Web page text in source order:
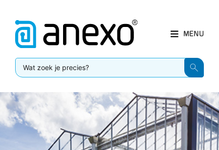
MENU